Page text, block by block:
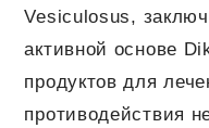
Vesiculosus,
активной основе
продуктов для
противодействия